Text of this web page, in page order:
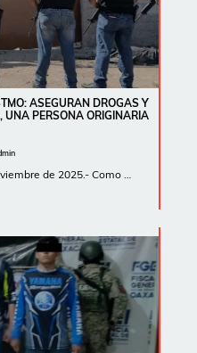
ASEGURAN DROGAS Y
UNA PERSONA ORIGINARIA
de 2025.- Como …